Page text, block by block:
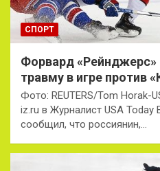
СПОРТ
Форвард «Рейнджерс»
травму в игре против
Фото: REUTERS/Tom Horak-
iz.ru в Журналист USA Today
сообщил, что россиянин,…